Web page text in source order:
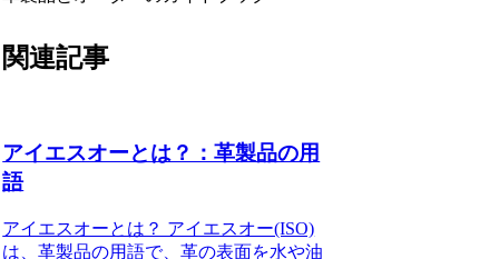
関連記事
アイエスオーとは？：革製品の用
語
アイエスオーとは？ アイエスオー(ISO)
は、革製品の用語で、革の表面を水や油